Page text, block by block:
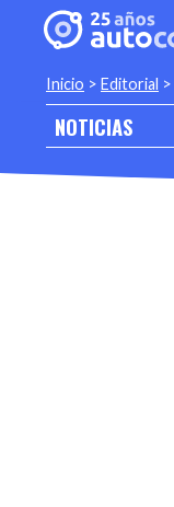
Inicio > Editorial >
NOTICIAS